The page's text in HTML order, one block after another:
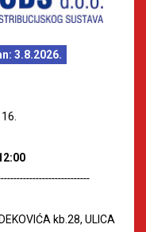
3.8.2026.
kb.28, ULICA